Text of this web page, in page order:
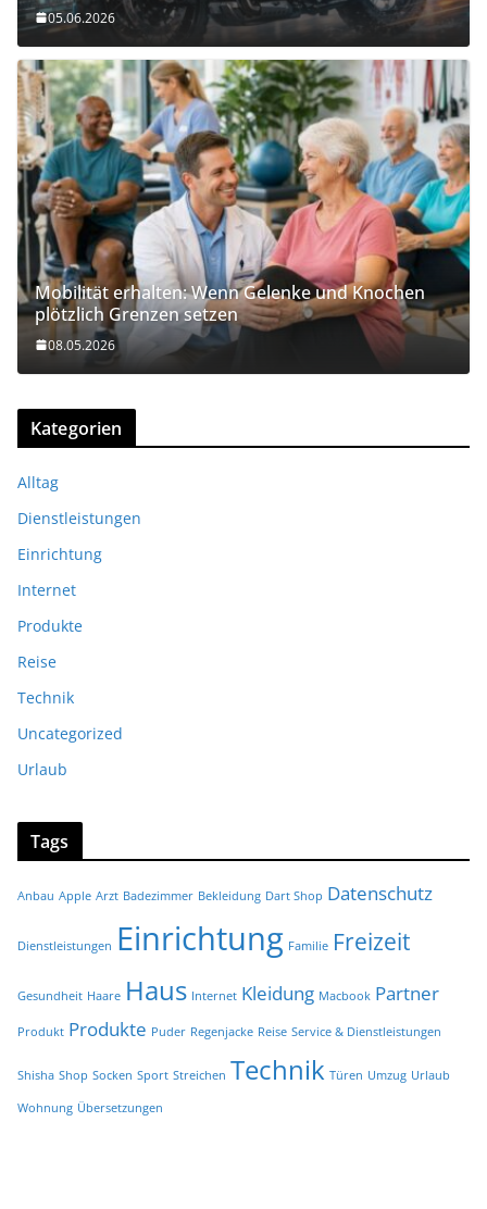
05.06.2026
Mobilität erhalten: Wenn Gelenke und Knochen
plötzlich Grenzen setzen
08.05.2026
Kategorien
Alltag
Dienstleistungen
Einrichtung
Internet
Produkte
Reise
Technik
Uncategorized
Urlaub
Tags
Anbau Apple Arzt Badezimmer Bekleidung Dart Shop Datenschutz
Dienstleistungen Einrichtung Familie Freizeit
Gesundheit Haare Haus Internet Kleidung Macbook Partner
Produkt Produkte Puder Regenjacke Reise Service & Dienstleistungen
Shisha Shop Socken Sport Streichen Technik Türen Umzug Urlaub
Wohnung Übersetzungen